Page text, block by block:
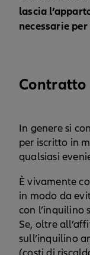
lascia
necessarie
In genere si
per iscritto in
qualsiasi
È vivamente
in modo da
con l’inquilino
Se, oltre
sull’inquilino